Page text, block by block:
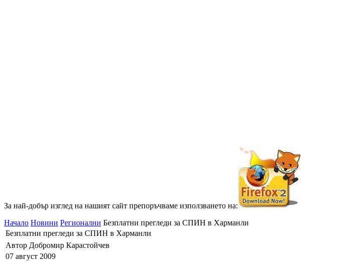
За най-добър изглед на нашият сайт препоръчваме използването на:
Начало Новини Регионални Безплатни прегледи за СПИН в Харманли
Безплатни прегледи за СПИН в Харманли
Автор Добромир Карастойчев
07 август 2009